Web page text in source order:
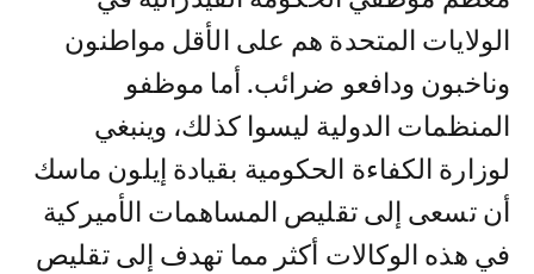
الولايات المتحدة هم على الأقل مواطنون
وناخبون ودافعو ضرائب. أما موظفو
المنظمات الدولية ليسوا كذلك، وينبغي
لوزارة الكفاءة الحكومية بقيادة إيلون ماسك
أن تسعى إلى تقليص المساهمات الأميركية
في هذه الوكالات أكثر مما تهدف إلى تقليص